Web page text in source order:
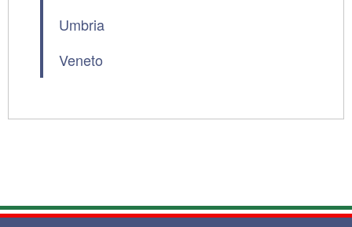
Umbria
Veneto